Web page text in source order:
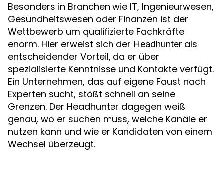
Besonders in Branchen wie IT, Ingenieurwesen,
Gesundheitswesen oder Finanzen ist der
Wettbewerb um qualifizierte Fachkräfte
enorm. Hier erweist sich der Headhunter als
entscheidender Vorteil, da er über
spezialisierte Kenntnisse und Kontakte verfügt.
Ein Unternehmen, das auf eigene Faust nach
Experten sucht, stößt schnell an seine
Grenzen. Der Headhunter dagegen weiß
genau, wo er suchen muss, welche Kanäle er
nutzen kann und wie er Kandidaten von einem
Wechsel überzeugt.